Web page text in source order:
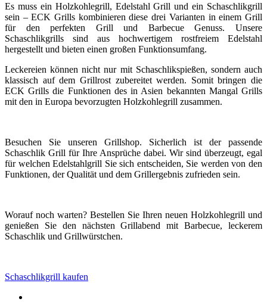
Es muss ein Holzkohlegrill, Edelstahl Grill und ein Schaschlikgrill
sein – ECK Grills kombinieren diese drei Varianten in einem Grill
für den perfekten Grill und Barbecue Genuss. Unsere
Schaschlikgrills sind aus hochwertigem rostfreiem Edelstahl
hergestellt und bieten einen großen Funktionsumfang.
Leckereien können nicht nur mit Schaschlikspießen, sondern auch
klassisch auf dem Grillrost zubereitet werden. Somit bringen die
ECK Grills die Funktionen des in Asien bekannten Mangal Grills
mit den in Europa bevorzugten Holzkohlegrill zusammen.
Besuchen Sie unseren Grillshop. Sicherlich ist der passende
Schaschlik Grill für Ihre Ansprüche dabei. Wir sind überzeugt, egal
für welchen Edelstahlgrill Sie sich entscheiden, Sie werden von den
Funktionen, der Qualität und dem Grillergebnis zufrieden sein.
Worauf noch warten? Bestellen Sie Ihren neuen Holzkohlegrill und
genießen Sie den nächsten Grillabend mit Barbecue, leckerem
Schaschlik und Grillwürstchen.
Schaschlikgrill kaufen